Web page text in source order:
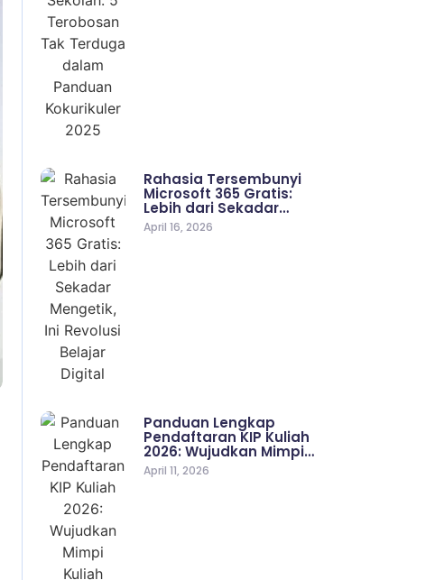
Rahasia Tersembunyi
Microsoft 365 Gratis:
Lebih dari Sekadar…
April 16, 2026
Panduan Lengkap
Pendaftaran KIP Kuliah
2026: Wujudkan Mimpi…
April 11, 2026